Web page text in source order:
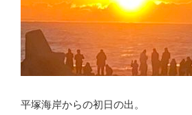
平塚海岸からの初日の出。